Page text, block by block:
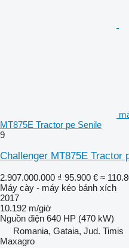
MT875E Tractor pe Senile
9
Challenger MT875E Tractor
2.907.000.000 ₫ 95.900 € ≈
Máy cày - máy kéo bánh xích
2017
10.192 m/giờ
Nguồn điện 640 HP (470 kW)
Romania, Gataia, Jud. Timis
Maxagro